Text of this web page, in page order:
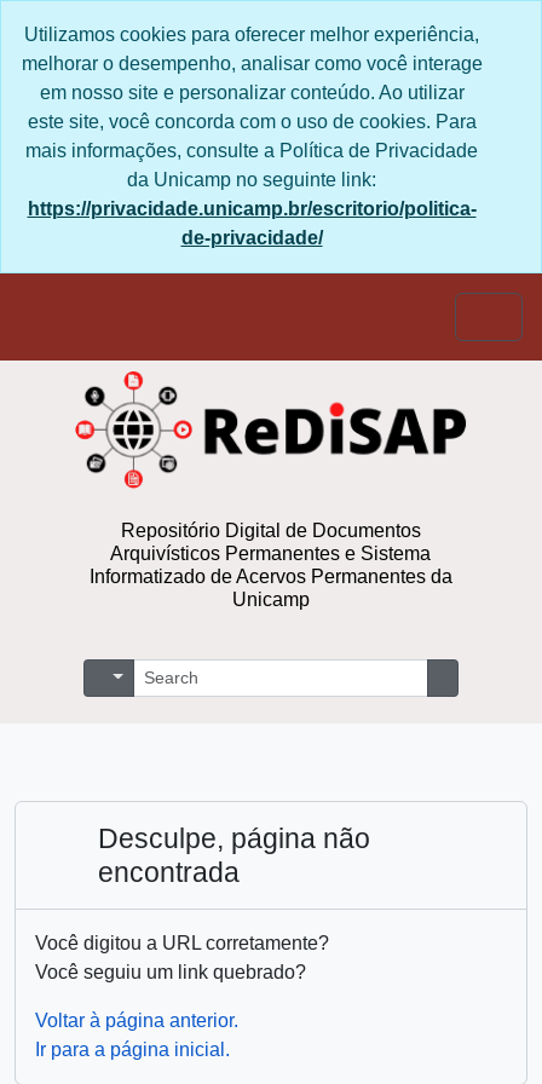
Utilizamos cookies para oferecer melhor experiência,
melhorar o desempenho, analisar como você interage
em nosso site e personalizar conteúdo. Ao utilizar
este site, você concorda com o uso de cookies. Para
mais informações, consulte a Política de Privacidade
da Unicamp no seguinte link:
https://privacidade.unicamp.br/escritorio/politica-
de-privacidade/
Repositório Digital de Documentos
Arquivísticos Permanentes e Sistema
Informatizado de Acervos Permanentes da
Unicamp
Buscar
Opções de busca
Desculpe, página não
encontrada
Você digitou a URL corretamente?
Você seguiu um link quebrado?
Voltar à página anterior.
Ir para a página inicial.